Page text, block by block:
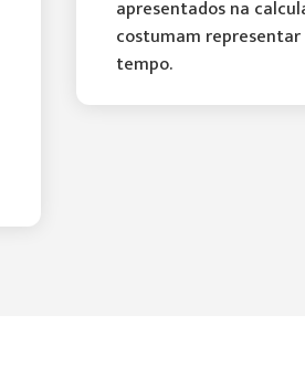
apresentados na
costumam
tempo.